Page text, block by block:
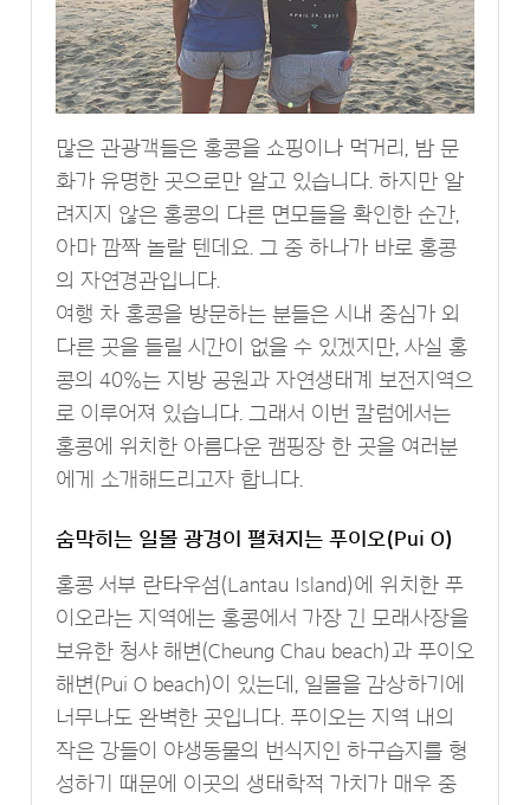
많은 관광객들은 홍콩을 쇼핑이나 먹거리, 밤 문
화가 유명한 곳으로만 알고 있습니다. 하지만 알
려지지 않은 홍콩의 다른 면모들을 확인한 순간,
아마 깜짝 놀랄 텐데요. 그 중 하나가 바로 홍콩
의 자연경관입니다.
여행 차 홍콩을 방문하는 분들은 시내 중심가 외
다른 곳을 들릴 시간이 없을 수 있겠지만, 사실 홍
콩의 40%는 지방 공원과 자연생태계 보전지역으
로 이루어져 있습니다. 그래서 이번 칼럼에서는
홍콩에 위치한 아름다운 캠핑장 한 곳을 여러분
에게 소개해드리고자 합니다.
숨막히는 일몰 광경이 펼쳐지는 푸이오(Pui O)
홍콩 서부 란타우섬(Lantau Island)에 위치한 푸
이오라는 지역에는 홍콩에서 가장 긴 모래사장을
보유한 청샤 해변(Cheung Chau beach)과 푸이오
해변(Pui O beach)이 있는데, 일몰을 감상하기에
너무나도 완벽한 곳입니다. 푸이오는 지역 내의
작은 강들이 야생동물의 번식지인 하구습지를 형
성하기 때문에 이곳의 생태학적 가치가 매우 중